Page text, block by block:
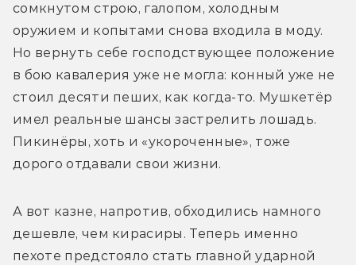
сомкнутом строю, галопом, холодным
оружием и копытами снова входила в моду.
Но вернуть себе господствующее положение
в бою кавалерия уже не могла: конный уже не
стоил десяти пеших, как когда-то. Мушкетёр
имел реальные шансы застрелить лошадь.
Пикинёры, хоть и «укороченные», тоже
дорого отдавали свои жизни.
А вот казне, напротив, обходились намного
дешевле, чем кирасиры. Теперь именно
пехоте предстояло стать главной ударной